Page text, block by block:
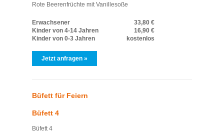
Rote Beerenfrüchte mit Vanillesoße
Erwachsener
33,80 €
Kinder von 4-14 Jahren
16,90 €
Kinder von 0-3 Jahren
kostenlos
Jetzt anfragen »
Büfett für Feiern
Büfett 4
Büfett 4